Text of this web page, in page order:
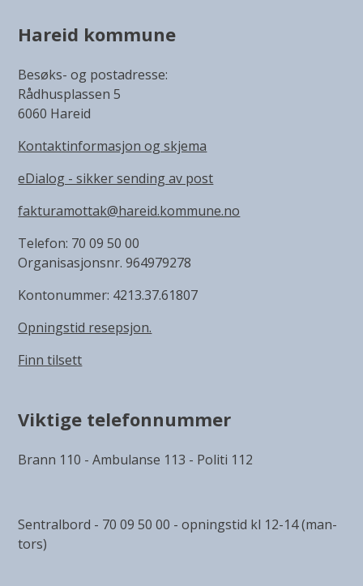
Hareid kommune
Besøks- og postadresse:
Rådhusplassen 5
6060 Hareid
Kontaktinformasjon og skjema
eDialog - sikker sending av post
fakturamottak@hareid.kommune.no
Telefon: 70 09 50 00
Organisasjonsnr. 964979278
Kontonummer: 4213.37.61807
Opningstid resepsjon.
Finn tilsett
Viktige telefonnummer
Brann 110 - Ambulanse 113 - Politi 112
Sentralbord - 70 09 50 00 - opningstid kl 12-14 (man-
tors)